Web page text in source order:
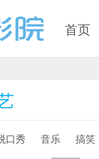
首页
口秀 音乐 搞笑